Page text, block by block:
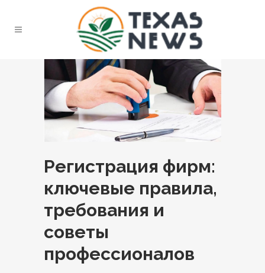
Регистрация фирм:
ключевые правила,
требования и
советы
профессионалов